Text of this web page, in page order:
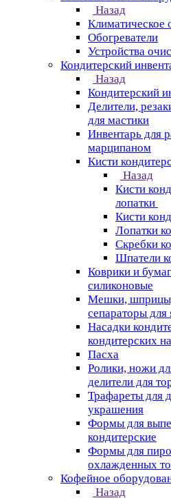
Назад
Климатическое
Обогреватели
Устройства
Кондитерский
Назад
Кондитерский
Делители,
для мастики
Инвентарь для
марципаном
Кисти
Назад
Кисти
лопатки
Кисти
Лопатки
Скребки
Шпатели
Коврики и
силиконовые
Мешки,
сепараторы для
Насадки
кондитерских
Пасха
Ролики, ножи
делители для
Трафареты для
украшения
Формы для
кондитерские
Формы для
охлажденных
Кофейное
Назад